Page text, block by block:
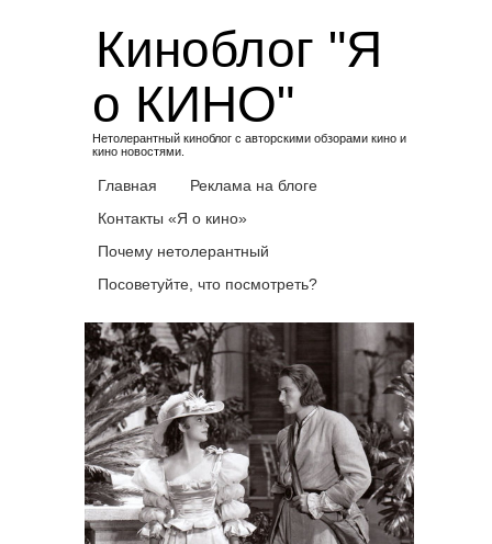
Киноблог "Я
о КИНО"
Нетолерантный киноблог с авторскими обзорами кино и
кино новостями.
Главная
Реклама на блоге
Контакты «Я о кино»
Почему нетолерантный
Посоветуйте, что посмотреть?